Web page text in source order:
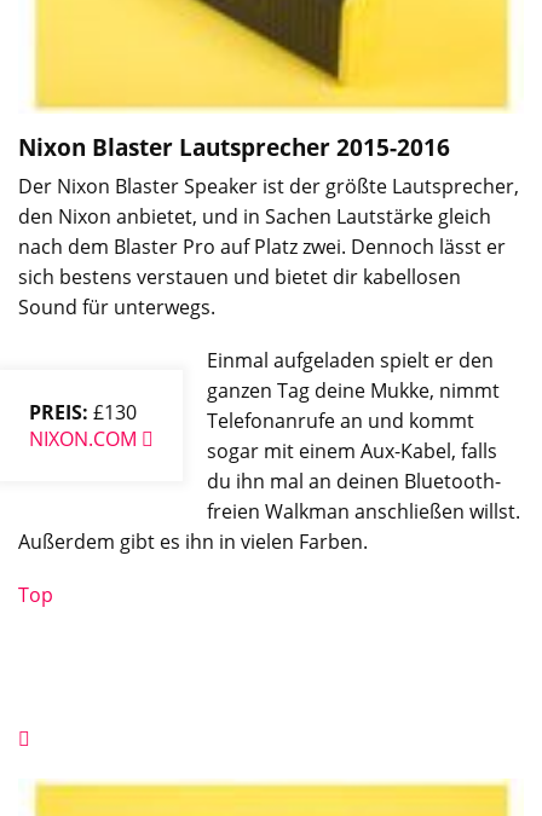
Nixon Blaster Lautsprecher2015-2016
Der Nixon Blaster Speaker ist der größte Lautsprecher,
den Nixon anbietet, und in Sachen Lautstärke gleich
nach dem Blaster Pro auf Platz zwei. Dennoch lässt er
sich bestens verstauen und bietet dir kabellosen
Sound für unterwegs.
PREIS: £130
NIXON.COM
Einmal aufgeladen spielt er den
ganzen Tag deine Mukke, nimmt
Telefonanrufe an und kommt
sogar mit einem Aux-Kabel, falls
du ihn mal an deinen Bluetooth-
freien Walkman anschließen willst.
Außerdem gibt es ihn in vielen Farben.
Top